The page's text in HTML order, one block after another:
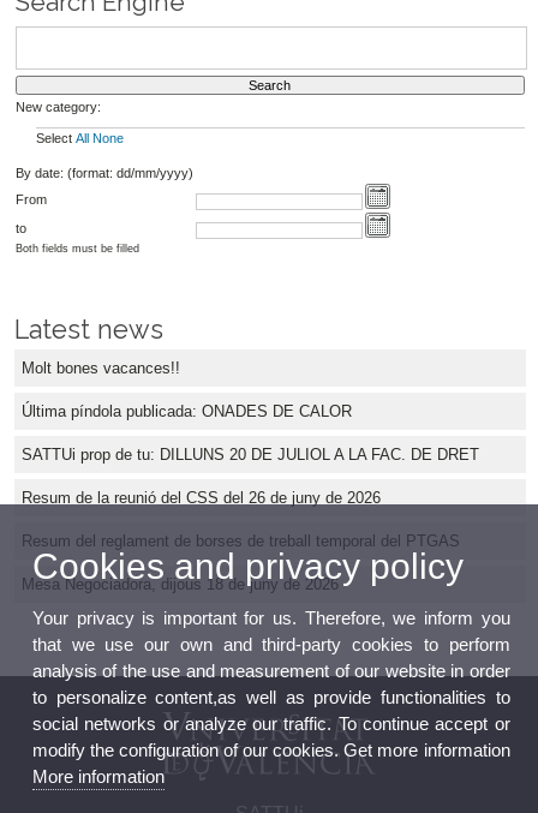
New category:
Select All None
By date: (format: dd/mm/yyyy)
From
to
Both fields must be filled
Latest news
Molt bones vacances!!
Última píndola publicada: ONADES DE CALOR
SATTUi prop de tu: DILLUNS 20 DE JULIOL A LA FAC. DE DRET
Resum de la reunió del CSS del 26 de juny de 2026
Resum del reglament de borses de treball temporal del PTGAS
Mesa Negociadora, dijous 18 de juny de 2026
Cookies and privacy policy
Your privacy is important for us. Therefore, we inform you
that we use our own and third-party cookies to perform
analysis of the use and measurement of our website in order
to personalize content,as well as provide functionalities to
social networks or analyze our traffic. To continue accept or
modify the configuration of our cookies. Get more information
More information